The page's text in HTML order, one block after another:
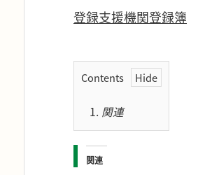
登録支援機関登録簿
Contents
1. 関連
関連